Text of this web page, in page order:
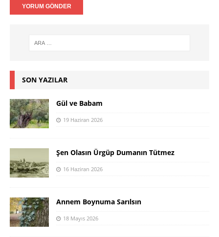
SON YAZILAR
Gül ve Babam
19 Haziran 2026
Şen Olasın Ürgüp Dumanın Tütmez
16 Haziran 2026
Annem Boynuma Sarılsın
18 Mayıs 2026